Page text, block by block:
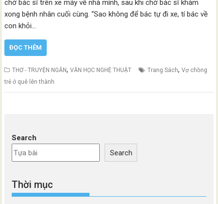
chở bác sĩ trên xe máy về nhà mình, sau khi chờ bác sĩ khám
xong bệnh nhân cuối cùng. “Sao không để bác tự đi xe, tí bác về
con khỏi…
ĐỌC THÊM
THƠ - TRUYỆN NGẮN,VĂN HỌC NGHỆ THUẬT Trang Sách,Vợ chồng
trẻ ở quê lên thành
Search
Search
Thời mục